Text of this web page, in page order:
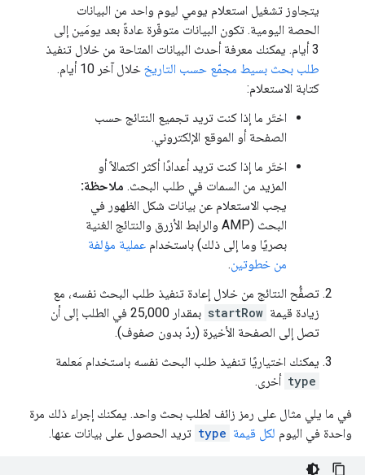
يتجاوز تشغيل استعلام يومي ليوم واحد من البيانات
الحصة اليومية. تكون البيانات متوفّرة عادةً بعد يومَين إلى
3 أيام. يمكنك معرفة أحدث البيانات المتاحة من خلال تنفيذ
طلب بحث بسيط مجمّع حسب التاريخ
خلال آخر 10 أيام.
كتابة الاستعلام:
اختَر ما إذا كنت تريد تجميع النتائج حسب
الصفحة أو الموقع الإلكتروني.
اختَر ما إذا كنت تريد أعدادًا أكثر اكتمالاً أو
المزيد من السمات في طلب البحث. ملاحظة:
يجب الاستعلام عن بيانات شكل الظهور في
البحث (AMP والرابط الأزرق والنتائج الغنية
بصريًا وما إلى ذلك) باستخدام عملية مؤلفة
من خطوتين.
تصفُّح النتائج من خلال إعادة تنفيذ طلب البحث نفسه، مع
زيادة قيمة startRow
بمقدار 25,000 في الطلب إلى أن
تصل إلى الصفحة الأخيرة (ردّ بدون صفوف).
يمكنك اختياريًا تنفيذ طلب البحث نفسه باستخدام مَعلمة
type أخرى.
في ما يلي مثال على رمز زائف لطلب بحث واحد. يمكنك إجراء ذلك مرة
واحدة في اليوم لكل قيمة type تريد الحصول على بيانات عنها.